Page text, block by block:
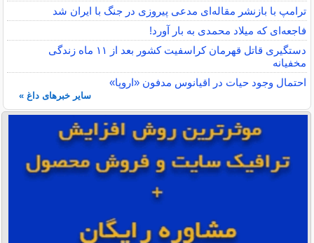
ترامپ با بازنشر مقاله‌ای مدعی پیروزی در جنگ با ایران شد
فاجعه‌ای که میلاد محمدی به بار آورد!
دستگیری قاتل قهرمان کراسفیت کشور بعد از ۱۱ ماه زندگی
مخفیانه
احتمال وجود حیات در اقیانوس مدفون «اروپا»
سایر خبرهای داغ »